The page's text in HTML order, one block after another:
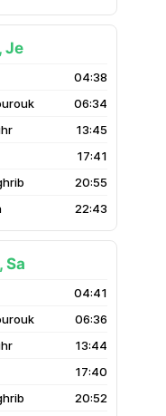
Je
04:38
06:34
13:45
17:41
20:55
22:43
Sa
04:41
06:36
13:44
17:40
20:52